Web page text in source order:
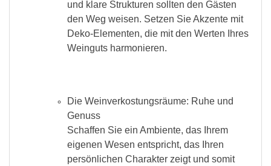
und klare Strukturen sollten den Gästen
den Weg weisen. Setzen Sie Akzente mit
Deko-Elementen, die mit den Werten Ihres
Weinguts harmonieren.
Die Weinverkostungsräume: Ruhe und
Genuss
Schaffen Sie ein Ambiente, das Ihrem
eigenen Wesen entspricht, das Ihren
persönlichen Charakter zeigt und somit